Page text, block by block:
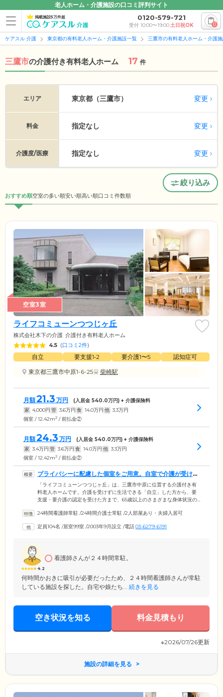
老人ホーム・介護施設の口コミ評判サイト
掲載施設5万件超 0120-579-721
受付 10:00〜19:00土日祝OK 0
ケアスル 介護 東京都の有料老人ホーム・介護施設一覧 三鷹市の有料老人ホーム・介護
三鷹市の介護付き有料老人ホーム 17 件
エリア 東京都（三鷹市） 変更
料金 指定なし 変更
介護度/医療 指定なし 変更
絞り込み
おすすめ順空室の多い順安い順高い順口コミ件数順
空室3室
ライフコミューンつつじヶ丘
株式会社木下の介護 介護付き有料老人ホーム
4.5 (口コミ2件)
自立 要支援1•2 要介護1〜5
認知症可
東京都三鷹市中原1-6-25
柴崎駅
月額21.3 万円 (入居金 540.0万円) + 介護保険料
家 4,000円 管 3.6万円 食 14.0万円 他 3.3万円
個室 / 12.42m2 / 前払金②
月額24.3 万円 (入居金 540.0万円) + 介護保険料
家 3.4万円 管 3.6万円 食 14.0万円 他 3.3万円
個室 / 12.42m2 / 前払金②
プライバシーに配慮した個室をご用意。自室で介護が受けら
れます
「ライフコミューンつつじヶ丘」は、三鷹市中原に位置する介護付き有
料老人ホームです。介護を受けずに生活できる「自立」した方から、要
支援・要介護の認定を受けた方まで、65歳以上のさまざまな身体状況の
は、プライバシーに配慮した個室でご用意。ほかのご入居者様の目を気
居室には、介護ベッド、エアコン、クローゼットを設置。また、お部屋
24時間看護師常駐 /24時間介護士常駐 /2人部屋あり・夫婦入居可
定員104名 /居室99室 /2003年9月設立 /電話03-6279-6191
4.2
看護師さんが２４時間常駐。
何時間かおきに吸引が必要だったため、２４時間看護師さんが常駐
している施設を探した。自宅や娘たち... 続きを見る
空き状況を知る 料金見積もり
※2026/07/26更新
施設の詳細を見る